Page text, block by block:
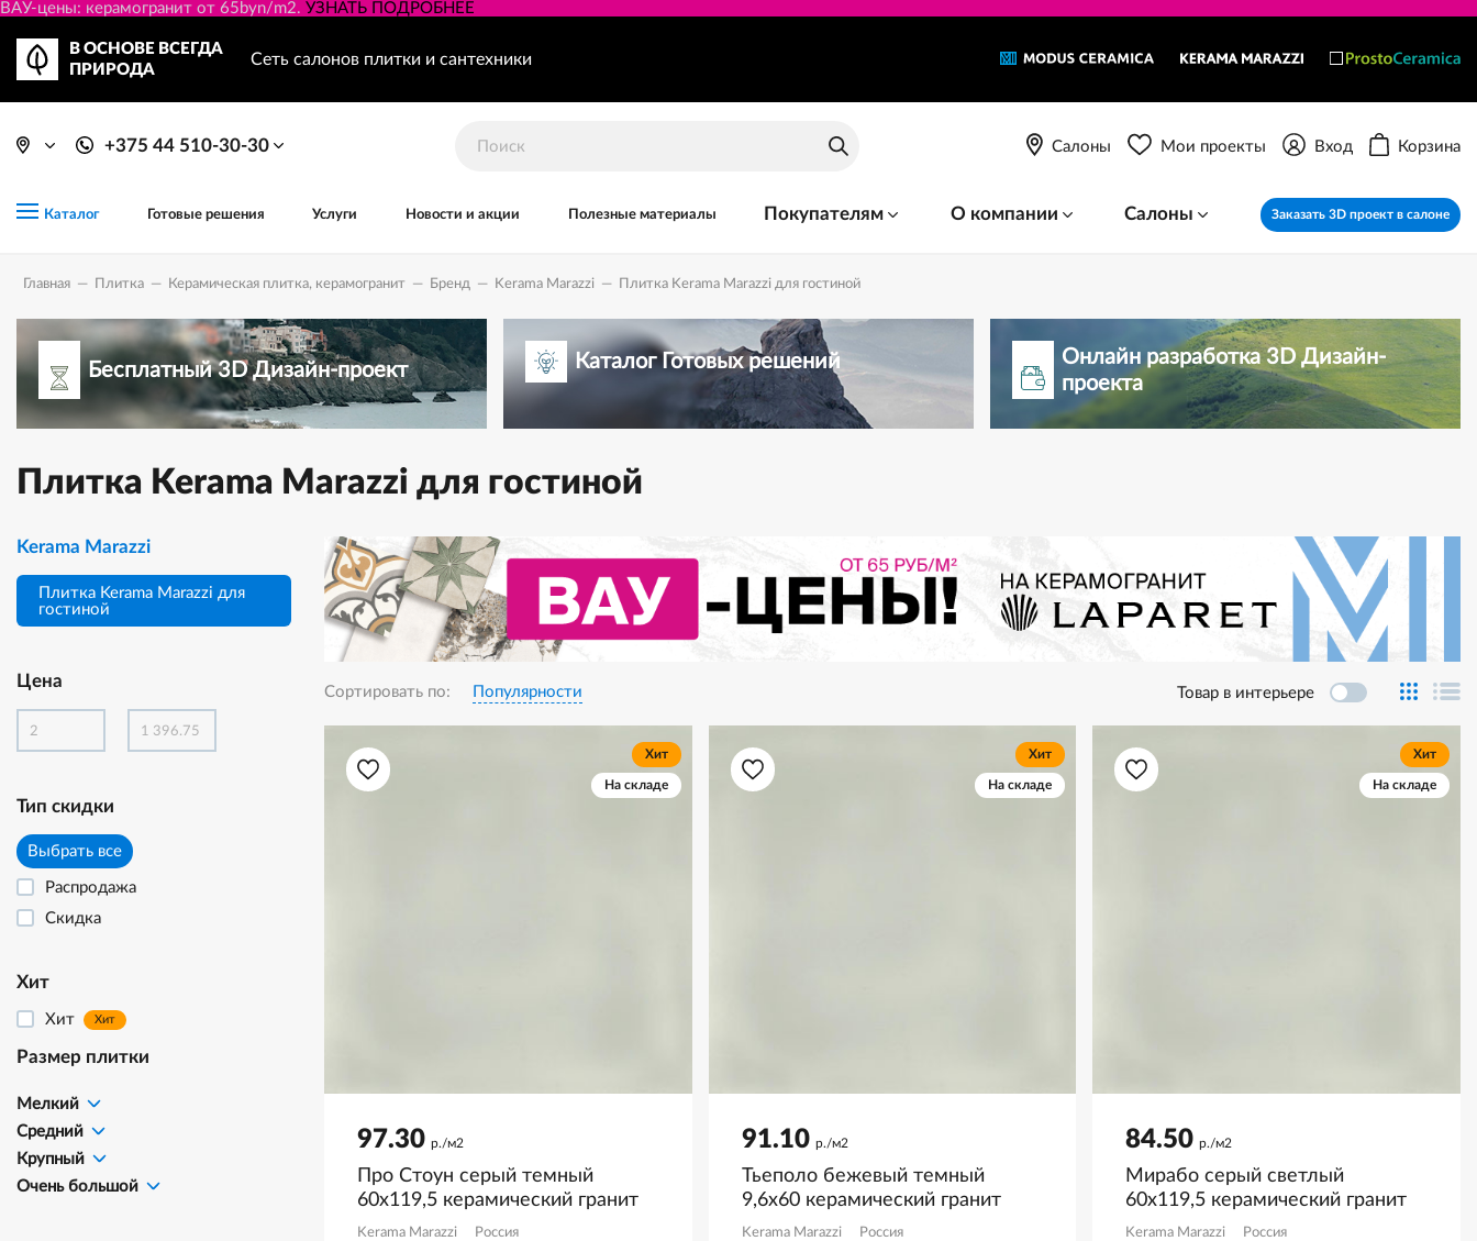
ВАУ-цены: керамогранит от 65byn/m2. УЗНАТЬ ПОДРОБНЕЕ
В ОСНОВЕ ВСЕГДА
ПРИРОДА
Сеть салонов плитки и сантехники
+375 44 510-30-30 Салоны Мои проекты Вход Корзина
Каталог Готовые решения Услуги Новости и акции Полезные материалы Покупателям О компании Салоны Заказать 3D проект в салоне
Главная — Плитка — Керамическая плитка, керамогранит — Бренд — Kerama Marazzi — Плитка Kerama Marazzi для гостиной
Бесплатный 3D Дизайн-проект Каталог Готовых решений
Онлайн разработка 3D Дизайн-
проекта
Плитка Kerama Marazzi для гостиной
Kerama Marazzi
Плитка Kerama Marazzi для
гостиной
Цена
Тип скидки
Выбрать все
Распродажа
Скидка
Хит
Хит Хит
Размер плитки
Мелкий
Средний
Крупный
Очень большой
Сортировать по: Популярности Товар в интерьере
Хит
На складе
97.30 р./м2
Про Стоун серый темный
60x119,5 керамический гранит
матовый DD500420R
Kerama Marazzi Россия
Хит
На складе
91.10 р./м2
Тьеполо бежевый темный
9,6x60 керамический гранит
матовый SG351500R
Kerama Marazzi Россия
Хит
На складе
84.50 р./м2
Мирабо серый светлый
60x119,5 керамический гранит
матовый KM6012G0691R
Kerama Marazzi Россия